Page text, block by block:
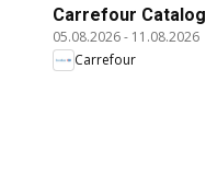
Carrefour Catalog
05.08.2026- 11.08.2026
Carrefour